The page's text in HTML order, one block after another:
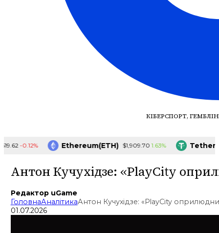
КІБЕРСПОРТ,
-0.12% Ethereum(ETH) $1,909.70 1.63%
Антон Кучухідзе: «PlayCity
Редактор uGame
ГоловнаАналітикаАнтон Кучухідзе: «PlayCity
01.07.2026